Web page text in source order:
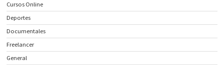
Cursos Online
Deportes
Documentales
Freelancer
General